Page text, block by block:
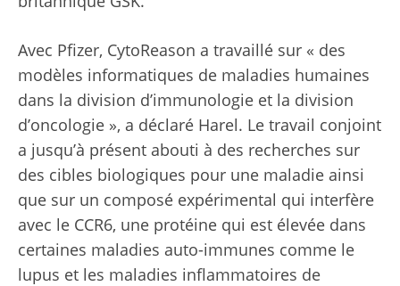
Avec Pfizer, CytoReason a travaillé sur « des
modèles informatiques de maladies humaines
dans la division d’immunologie et la division
d’oncologie », a déclaré Harel. Le travail conjoint
a jusqu’à présent abouti à des recherches sur
des cibles biologiques pour une maladie ainsi
que sur un composé expérimental qui interfère
avec le CCR6, une protéine qui est élevée dans
certaines maladies auto-immunes comme le
lupus et les maladies inflammatoires de